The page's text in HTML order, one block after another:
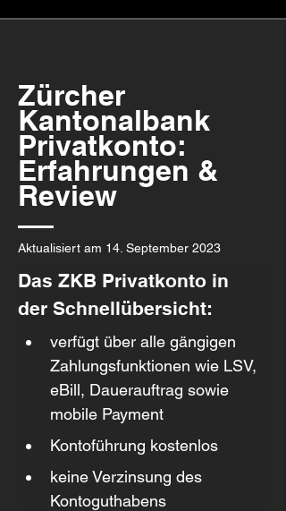
Zürcher
Kantonalbank
Privatkonto:
Erfahrungen &
Review
Aktualisiert am 14. September 2023
Das ZKB Privatkonto in
der Schnellübersicht:
verfügt über alle gängigen
Zahlungsfunktionen wie LSV,
eBill, Dauerauftrag sowie
mobile Payment
Kontoführung kostenlos
keine Verzinsung des
Kontoguthabens